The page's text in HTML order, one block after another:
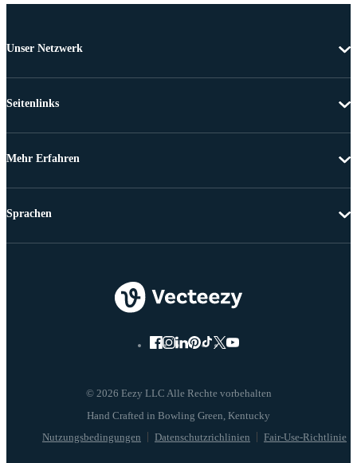
Unser Netzwerk
Seitenlinks
Mehr Erfahren
© 2026 Eezy LLC Alle Rechte vorbehalten
Nutzungsbedingungen Datenschutzrichlinien Fair-Use-Richtlinie
Sprachen